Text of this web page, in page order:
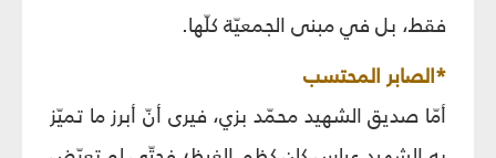
فقط، بل في مبنى الجمعيّة كلّها.
*الصابر المحتسب
أمّا صديق الشهيد محمّد بزي، فيرى أنّ أبرز ما تميّز